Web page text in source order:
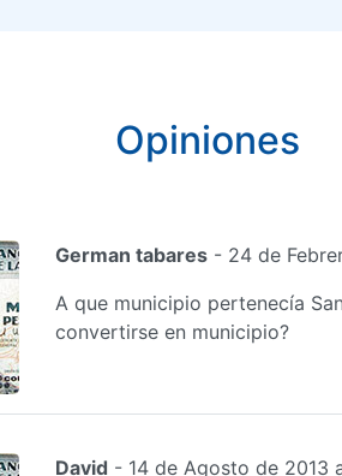
Opiniones
German tabares- 24 de
A que municipio pertenecía
convertirse en municipio?
David - 14 de Agosto de 2013